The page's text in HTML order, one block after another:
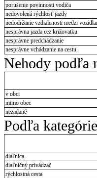
porušenie povinnosti vodiča
nedovolená rýchlosť jazdy
nedodržanie vzdialenosti medzi
nesprávna jazda cez križovatku
nesprávne predchádzanie
nesprávne vchádzanie na cestu
Nehody podľa
v obci
mimo obec
nezadané
Podľa
diaľnica
diaľničný privádzač
rýchlostná cesta